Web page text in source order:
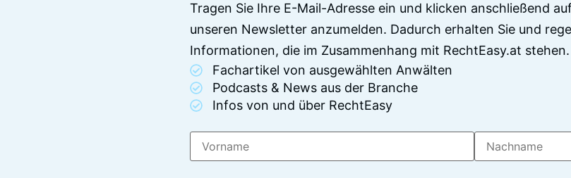
Tragen Sie Ihre E-Mail-Adresse ein und klicken anschließend
unseren Newsletter anzumelden. Dadurch erhalten Sie und
Informationen, die im Zusammenhang mit RechtEasy.at stehen.
Fachartikel von ausgewählten Anwälten
Podcasts & News aus der Branche
Infos von und über RechtEasy